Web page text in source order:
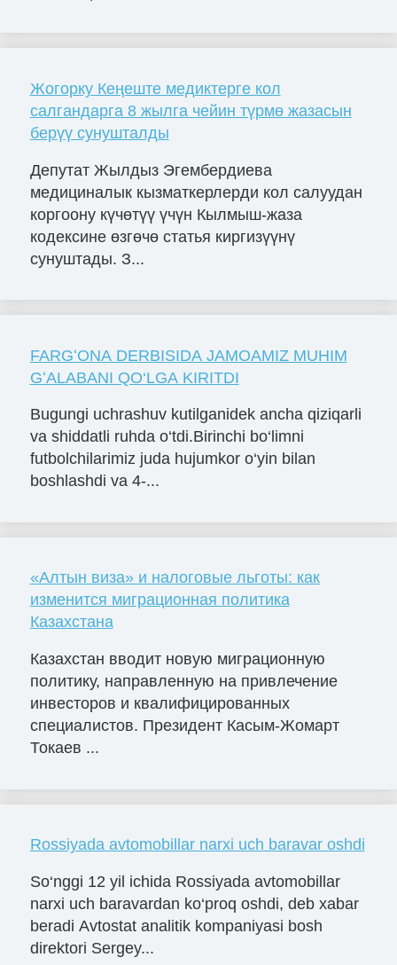
Жогорку Кеңеште медиктерге кол
салгандарга 8 жылга чейин түрмө жазасын
берүү сунушталды
Депутат Жылдыз Эгембердиева
медициналык кызматкерлерди кол салуудан
коргоону күчөтүү үчүн Кылмыш-жаза
кодексине өзгөчө статья киргизүүнү
сунуштады. З...
FARGʻONA DERBISIDA JAMOAMIZ MUHIM
GʻALABANI QO‘LGA KIRITDI
Bugungi uchrashuv kutilganidek ancha qiziqarli
va shiddatli ruhda o‘tdi.Birinchi bo‘limni
futbolchilarimiz juda hujumkor o‘yin bilan
boshlashdi va 4-...
«Алтын виза» и налоговые льготы: как
изменится миграционная политика
Казахстана
Казахстан вводит новую миграционную
политику, направленную на привлечение
инвесторов и квалифицированных
специалистов. Президент Касым-Жомарт
Токаев ...
Rossiyada avtomobillar narxi uch baravar oshdi
So‘nggi 12 yil ichida Rossiyada avtomobillar
narxi uch baravardan ko‘proq oshdi, deb xabar
beradi Avtostat analitik kompaniyasi bosh
direktori Sergey...